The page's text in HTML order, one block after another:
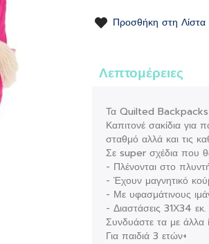
Προσθήκη στη Λίστα
Λεπτομέρειες
Τα Quilted Backpacks
Καπιτονέ σακίδια για
σταθμό αλλά και τις
Σε super σχέδια που
- Πλένονται στο
- Έχουν μαγνητικό
- Με υφασμάτινους
- Διαστάσεις 31Χ34 εκ.
Συνδυάστε τα με άλλα
Για παιδιά 3 ετών+